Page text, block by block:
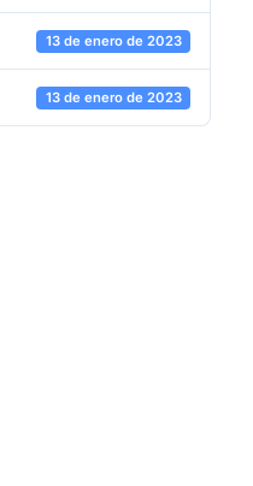
13 de enero de 2023
13 de enero de 2023